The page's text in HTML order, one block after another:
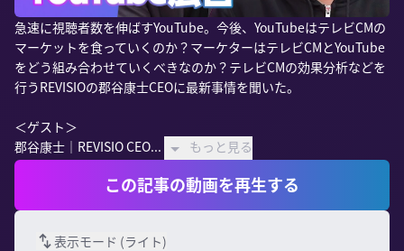
急速に視聴者数を伸ばすYouTube。今後、YouTubeはテレビCMの
マーケットを食っていくのか？マーケターはテレビCMとYouTube
をどう組み合わせていくべきなのか？テレビCMの効果分析などを
行うREVISIOの郡谷康士CEOに最新事情を聞いた。
＜ゲスト＞
郡谷康士｜REVISIO CEO...
もっと見る
この記事の動画を再生する
表示モード (ライト)